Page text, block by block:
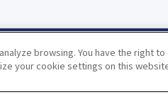
Copyright(c)
browsing. You have the right
your cookie settings on this